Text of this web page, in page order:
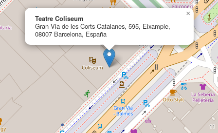
Teatre Coliseum
Gran Via de les Corts Catalanes, 595, Eixample,
08007 Barcelona, España
×